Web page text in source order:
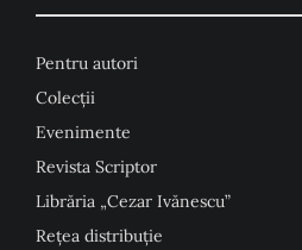
Pentru autori
Colecţii
Evenimente
Revista Scriptor
Librăria „Cezar Ivănescu”
Rețea distribuție